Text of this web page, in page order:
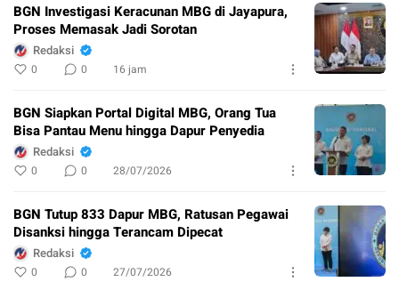
BGN Investigasi Keracunan MBG di Jayapura,
Proses Memasak Jadi Sorotan
Redaksi
0 0 16 jam
BGN Siapkan Portal Digital MBG, Orang Tua
Bisa Pantau Menu hingga Dapur Penyedia
Redaksi
0 0 28/07/2026
BGN Tutup 833 Dapur MBG, Ratusan Pegawai
Disanksi hingga Terancam Dipecat
Redaksi
0 0 27/07/2026